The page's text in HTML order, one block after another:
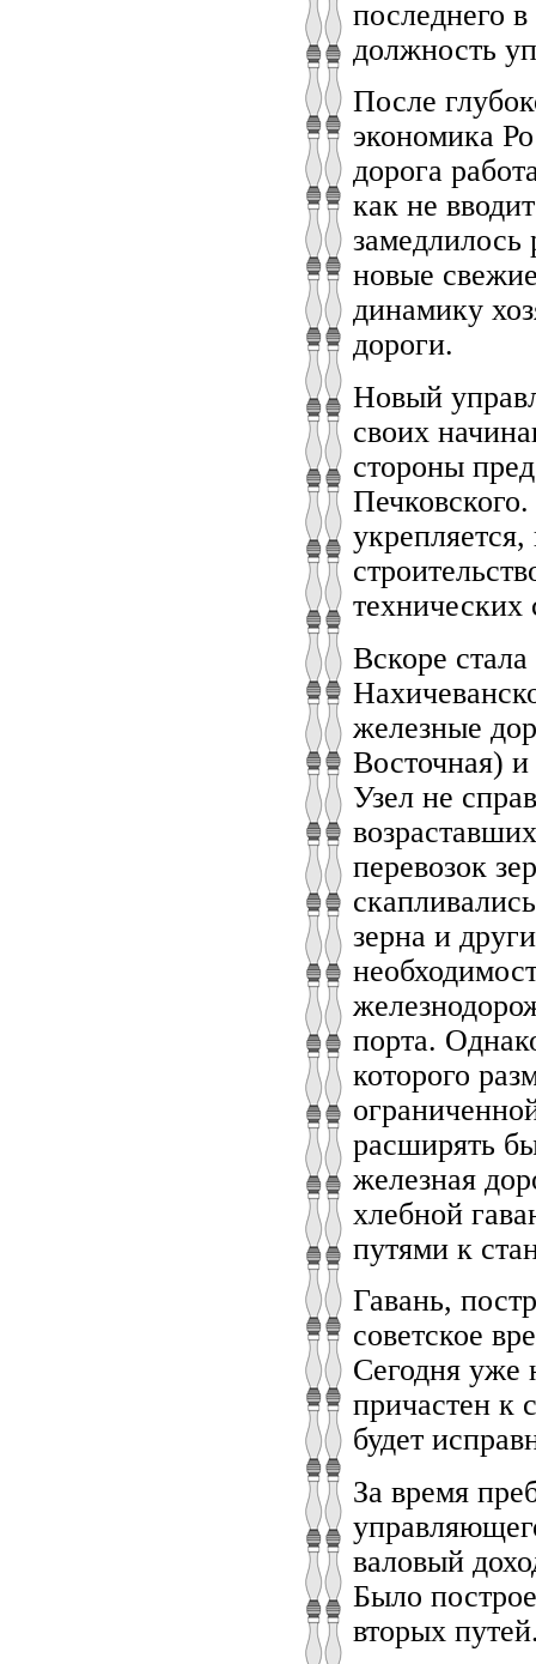
последнего
должность
После
экономика
дорога
как не
замедлилось
новые
динамику
дороги.
Новый
своих
стороны
технических
Вскоре
железные
Восточная)
Узел не
перевозок
зерна и
порта.
которого
расширять
железная
хлебной
путями к
Гавань,
советское
Сегодня уже
причастен к
будет
За время
валовый
Было
вторых